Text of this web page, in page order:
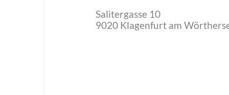
Salitergasse 10
9020 Klagenfurt am